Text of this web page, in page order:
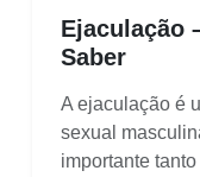
Ejaculação
Saber
A ejaculação é
sexual
importante